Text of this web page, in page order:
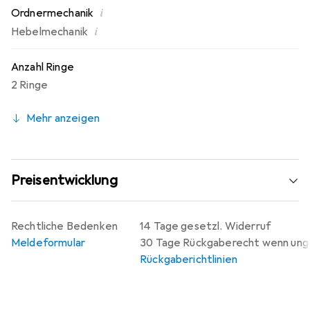
Ordnermechanik i
Hebelmechanik i
Anzahl Ringe
2 Ringe
Mehr anzeigen
Preisentwicklung
14 Tage gesetzl. Widerruf
30 Tage Rückgaberecht wenn
Rückgaberichtlinien
Rechtliche Bedenken
Meldeformular